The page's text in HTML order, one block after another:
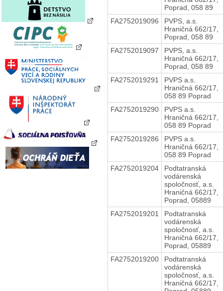
Poprad, 058 89
FA2752019096
PVPS, a.s.
Hraničná 662/17,
Poprad, 058 89
FA2752019097
PVPS, a.s.
Hraničná 662/17,
Poprad, 058 89
FA2752019291
PVPS a.s.
Hraničná 662/17,
058 89 Poprad
FA2752019290
PVPS a.s.
Hraničná 662/17,
058 89 Poprad
FA2752019286
PVPS a.s.
Hraničná 662/17,
058 89 Poprad
FA2752019204
Podtatranská
vodárenská
spoločnosť, a.s.
Hraničná 662/17,
Poprad, 05889
FA2752019201
Podtatranská
vodárenská
spoločnosť, a.s.
Hraničná 662/17,
Poprad, 05889
FA2752019200
Podtatranská
vodárenská
spoločnosť, a.s.
Hraničná 662/17,